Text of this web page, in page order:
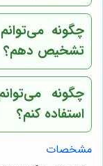
چگونه
تشخیص دهم؟
چگونه
استفاده کنم؟
مشخصات